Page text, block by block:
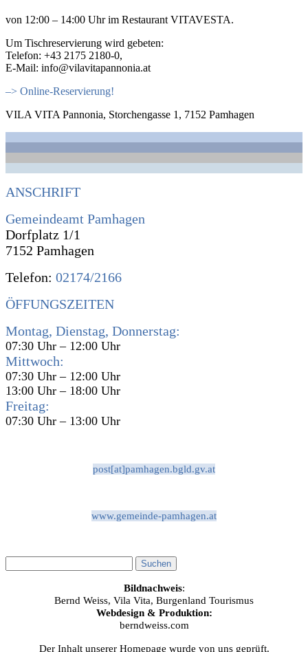
von 12:00 – 14:00 Uhr im Restaurant VITAVESTA.
Um Tischreservierung wird gebeten:
Telefon: +43 2175 2180-0,
E-Mail: info@vilavitapannonia.at
–> Online-Reservierung!
VILA VITA Pannonia, Storchengasse 1, 7152 Pamhagen
ANSCHRIFT
Gemeindeamt Pamhagen
Dorfplatz 1/1
7152 Pamhagen
Telefon: 02174/2166
ÖFFUNGSZEITEN
Montag, Dienstag, Donnerstag:
07:30 Uhr – 12:00 Uhr
Mittwoch:
07:30 Uhr – 12:00 Uhr
13:00 Uhr – 18:00 Uhr
Freitag:
07:30 Uhr – 13:00 Uhr
post[at]pamhagen.bgld.gv.at
www.gemeinde-pamhagen.at
Bildnachweis:
Bernd Weiss, Vila Vita, Burgenland Tourismus
Webdesign & Produktion:
berndweiss.com
Der Inhalt unserer Homepage wurde von uns geprüft.